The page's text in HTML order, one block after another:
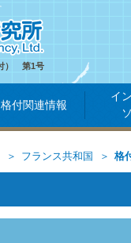
） 第1号
格付関連情報
イ
フランス共和国 格